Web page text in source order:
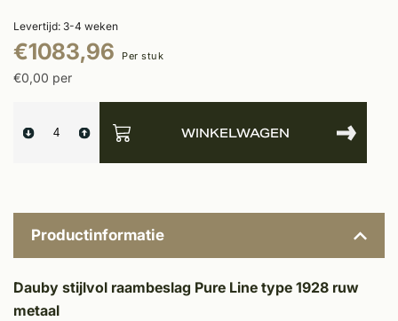
Levertijd: 3-4 weken
€1083,96 Per stuk
€0,00 per
WINKELWAGEN
Productinformatie
Dauby stijlvol raambeslag Pure Line type 1928 ruw
metaal